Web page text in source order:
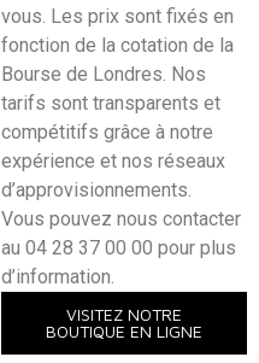
vous. Les prix sont fixés en
fonction de la cotation de la
Bourse de Londres. Nos
tarifs sont transparents et
compétitifs grâce à notre
expérience et nos réseaux
d’approvisionnements.
Vous pouvez nous contacter
au 04 28 37 00 00 pour plus
d’information.
VISITEZ NOTRE
BOUTIQUE EN LIGNE